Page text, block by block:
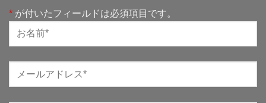
* が付いたフィールドは必須項目です。